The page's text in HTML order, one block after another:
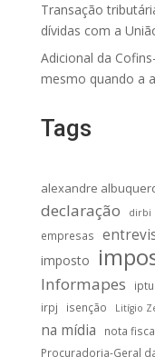
Transação
dívidas com a
Adicional da
mesmo quando a
Tags
alexandre
declaração dirbi
empresas
imposto
Informapes iptu
irpj
isenção Litígio
na mídia nota
Procuradoria-Geral